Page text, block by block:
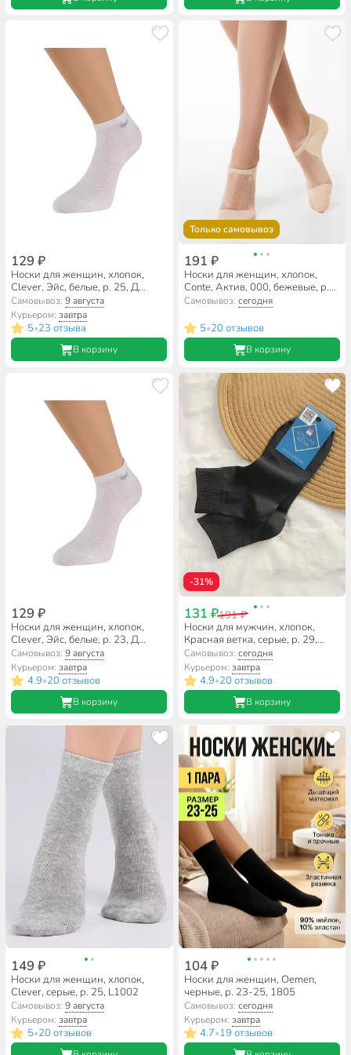
129 ₽
Носки для женщин, хлопок,
Clever, Эйс, белые, р. 25, Д
104ш
Самовывоз:9 августа
Курьером:завтра
5•23 отзыва
В корзину
Только самовывоз
191 ₽
Носки для женщин, хлопок,
Conte, Актив, 000, бежевые, р.
23-25, ультракороткие,
Самовывоз: сегодня
5•20 отзывов
В корзину
129 ₽
Носки для женщин, хлопок,
Clever, Эйс, белые, р. 23, Д
104ш
Самовывоз:9 августа
Курьером:завтра
4.9•20 отзывов
В корзину
-31%
131 ₽191 ₽
Носки для мужчин, хлопок,
Красная ветка, серые, р. 29,
С2092
Самовывоз: сегодня
Курьером: завтра
4.9•20 отзывов
В корзину
149 ₽
Носки для женщин, хлопок,
Clever, серые, р. 25, L1002
Самовывоз:9 августа
Курьером:завтра
5•20 отзывов
104 ₽
Носки для женщин, Oemen,
черные, р. 23-25, 1805
Самовывоз: сегодня
Курьером: завтра
4.7•19 отзывов